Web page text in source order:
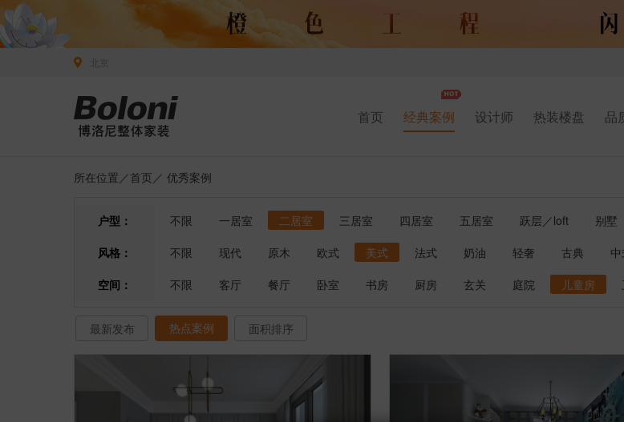
首页 经典案例 设计师 热装楼盘 品
所在位置／首页 ／ 优秀案例
户型： 不限 一居室 二居室 三居室 四居室 五居室 跃层／loft 别墅
风格：
不限 现代 原木 欧式 美式 法式 奶油 轻奢 古典
空间：
不限 客厅 餐厅 卧室 书房 厨房 玄关 庭院 儿童房
最新发布 热点案例 面积排序